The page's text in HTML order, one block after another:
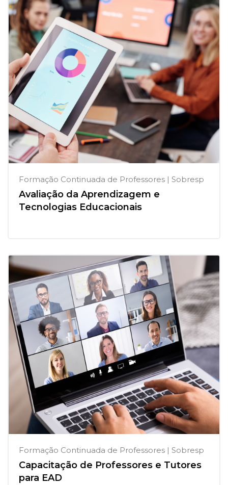
Formação Continuada de Professores | Sobresp
Avaliação da Aprendizagem e
Tecnologias Educacionais
Formação Continuada de Professores | Sobresp
Capacitação de Professores e Tutores
para EAD